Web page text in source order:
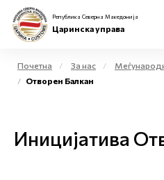
Физички лица
Република Северна Македонија
Царинска управа
Почетна За нас
Отворен Балкан
Иницијатива